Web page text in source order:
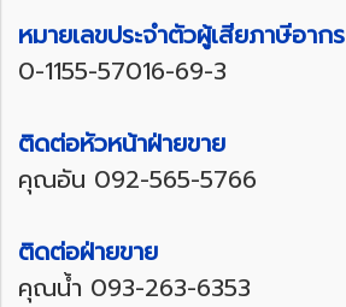
หมายเลขประจำตัวผู้เสียภาษีอากร
0-1155-57016-69-3
ติดต่อหัวหน้าฝ่ายขาย
คุณอัน 092-565-5766
ติดต่อฝ่ายขาย
คุณน้ำ 093-263-6353